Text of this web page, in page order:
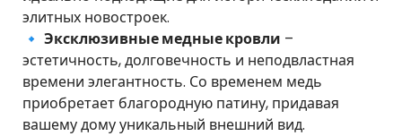
элитных новостроек.
🔹 Эксклюзивные медные кровли –
эстетичность, долговечность и неподвластная
времени элегантность. Со временем медь
приобретает благородную патину, придавая
вашему дому уникальный внешний вид.